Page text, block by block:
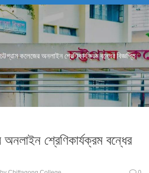
চট্টগ্রাম কলেজের অনলাইন শ্রেণিকার্যক্রম বন্ধের বিজ্ঞপ্তি
অনলাইন শ্রেণিকার্যক্রম বন্ধের